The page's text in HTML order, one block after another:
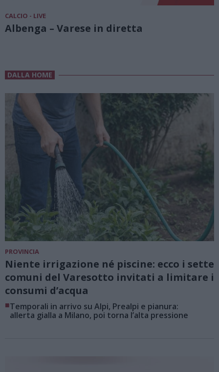
CALCIO - LIVE
Albenga – Varese in diretta
DALLA HOME
PROVINCIA
Niente irrigazione né piscine: ecco i sette
comuni del Varesotto invitati a limitare i
consumi d’acqua
■Temporali in arrivo su Alpi, Prealpi e pianura:
allerta gialla a Milano, poi torna l’alta pressione